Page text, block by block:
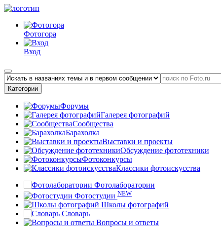
Фотогора
Вход
Категории
Форумы
Галерея фотографий
Сообщества
Барахолка
Выставки и проекты
Обсуждение фототехники
Фотоконкурсы
Классики фотоискусства
Фотолаборатории
Фотостудии NEW
Школы фотографий
Словарь
Вопросы и ответы